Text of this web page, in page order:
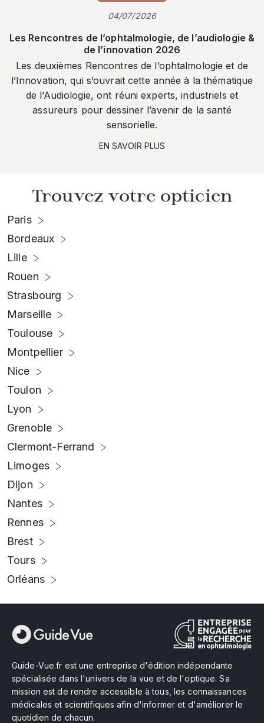
04/07/2026
Les Rencontres de l’ophtalmologie, de l’audiologie &
de l’innovation 2026
Les deuxièmes Rencontres de l’ophtalmologie et de
l’Innovation, qui s’ouvrait cette année à la thématique
de l’Audiologie, ont réuni experts, industriels et
assureurs pour dessiner l’avenir de la santé
sensorielle.
EN SAVOIR PLUS
Trouvez votre opticien
Paris
Bordeaux
Lille
Rouen
Strasbourg
Marseille
Toulouse
Montpellier
Nice
Toulon
Lyon
Grenoble
Clermont-Ferrand
Limoges
Dijon
Nantes
Rennes
Brest
Tours
Orléans
Guide-Vue.fr est une entreprise d'édition indépendante
spécialisée dans l'univers de la vue et de l'optique. Sa
mission est de rendre accessible à tous, les connaissances
médicales et scientifiques afin d'informer et d'améliorer le
quotidien de chacun.